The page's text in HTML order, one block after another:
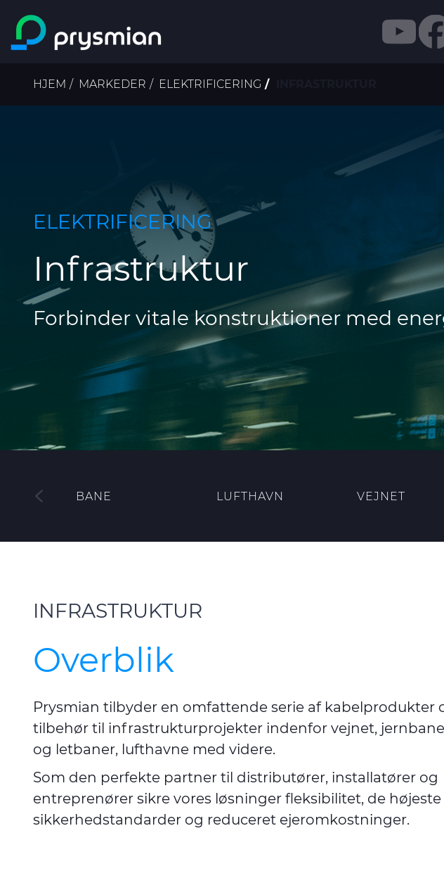
main content
Brødkrumme
HJEM MARKEDER ELEKTRIFICERING
ELEKTRIFICERING
Infrastruktur
Forbinder vitale konstruktioner med
BANE LUFTHAVN VEJNET
INFRASTRUKTUR
Overblik
Prysmian tilbyder en omfattende serie af kabelprodukter
tilbehør til infrastrukturprojekter indenfor vejnet,
og letbaner, lufthavne med videre.
Som den perfekte partner til distributører, installatører og
entreprenører sikre vores løsninger fleksibilitet, de højeste
sikkerhedstandarder og reduceret ejeromkostninger.